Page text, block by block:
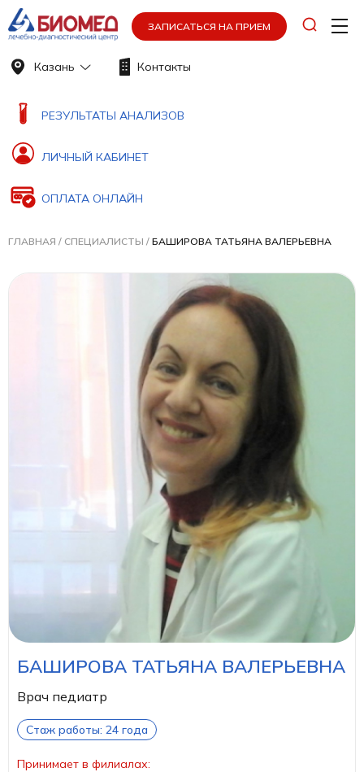
ЗАПИСАТЬСЯ НА ПРИЕМ
РЕЗУЛЬТАТЫ АНАЛИЗОВ
ЛИЧНЫЙ КАБИНЕТ
ОПЛАТА ОНЛАЙН
Казань Контакты
ГЛАВНАЯ / СПЕЦИАЛИСТЫ / БАШИРОВА ТАТЬЯНА ВАЛЕРЬЕВНА
БАШИРОВА ТАТЬЯНА ВАЛЕРЬЕВНА
Врач педиатр
Стаж работы: 24 года
Принимает в филиалах: